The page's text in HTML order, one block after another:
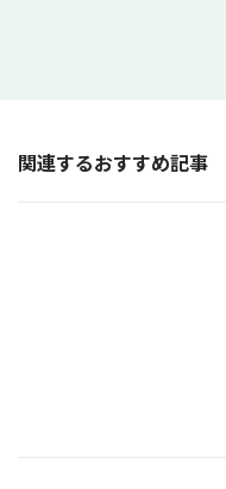
関連するおすすめ記事